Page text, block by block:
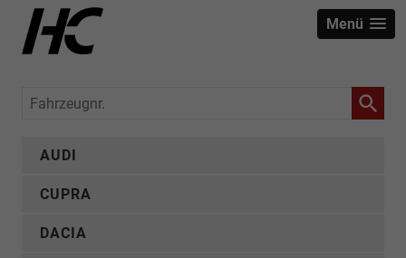
Menü
Fahrzeugnr.
AUDI
CUPRA
DACIA